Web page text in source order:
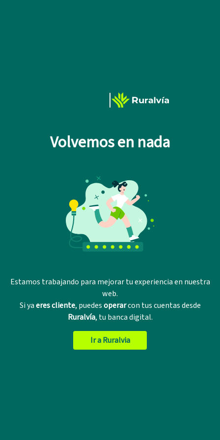
Volvemos en nada
Estamos trabajando para mejorar tu experiencia en nuestra
web.
Si yaeres cliente, puedesoperarcon tus cuentas desde
Ruralvía, tu banca digital.
Ir a Ruralvia